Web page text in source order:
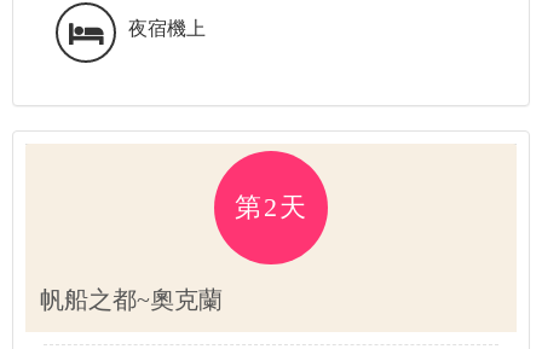
夜宿機上
第2天
帆船之都~奧克蘭